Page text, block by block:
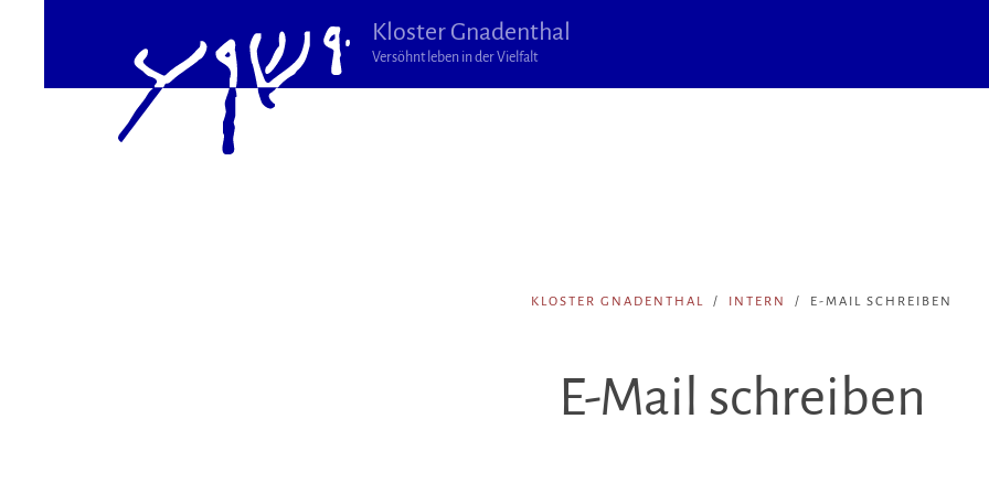
Kloster Gnadenthal
Versöhnt leben in der Vielfalt
KLOSTER GNADENTHAL INTERN E-MAIL SCHREIBEN
E-Mail schreiben